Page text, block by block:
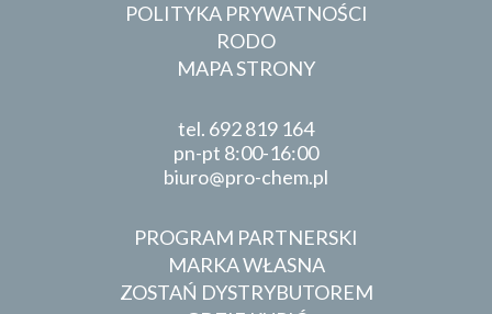
POLITYKA PRYWATNOŚCI
RODO
MAPA STRONY
tel. 692 819 164
pn-pt 8:00-16:00
biuro
pro-chem.pl
PROGRAM PARTNERSKI
MARKA WŁASNA
ZOSTAŃ DYSTRYBUTOREM